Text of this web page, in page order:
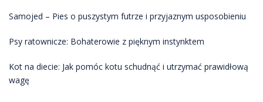
Samojed – Pies o puszystym futrze i przyjaznym usposobieniu
Psy ratownicze: Bohaterowie z pięknym instynktem
Kot na diecie: Jak pomóc kotu schudnąć i utrzymać prawidłową
wagę